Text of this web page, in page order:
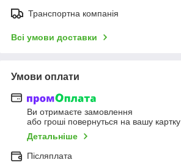
Транспортна компанія
Всі умови доставки
Умови оплати
Ви отримаєте замовлення
або гроші повернуться на вашу картку
Детальніше
Післяплата